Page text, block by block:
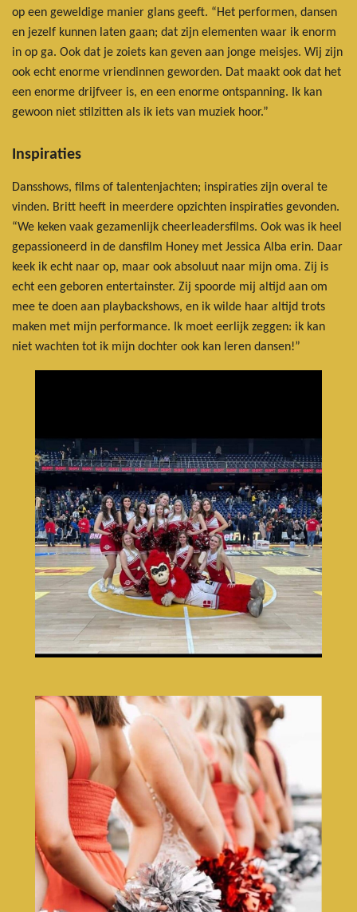
op een geweldige manier glans geeft. “Het performen, dansen
en jezelf kunnen laten gaan; dat zijn elementen waar ik enorm
in op ga. Ook dat je zoiets kan geven aan jonge meisjes. Wij zijn
ook echt enorme vriendinnen geworden. Dat maakt ook dat het
een enorme drijfveer is, en een enorme ontspanning. Ik kan
gewoon niet stilzitten als ik iets van muziek hoor.”
Inspiraties
Dansshows, films of talentenjachten; inspiraties zijn overal te
vinden. Britt heeft in meerdere opzichten inspiraties gevonden.
“We keken vaak gezamenlijk cheerleadersfilms. Ook was ik heel
gepassioneerd in de dansfilm Honey met Jessica Alba erin. Daar
keek ik echt naar op, maar ook absoluut naar mijn oma. Zij is
echt een geboren entertainster. Zij spoorde mij altijd aan om
mee te doen aan playbackshows, en ik wilde haar altijd trots
maken met mijn performance. Ik moet eerlijk zeggen: ik kan
niet wachten tot ik mijn dochter ook kan leren dansen!”